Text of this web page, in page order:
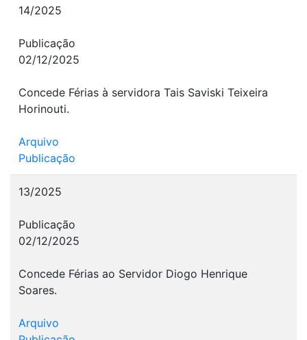
14/2025
Publicação
02/12/2025
Concede Férias à servidora Tais Saviski Teixeira
Horinouti.
Arquivo
Publicação
13/2025
Publicação
02/12/2025
Concede Férias ao Servidor Diogo Henrique
Soares.
Arquivo